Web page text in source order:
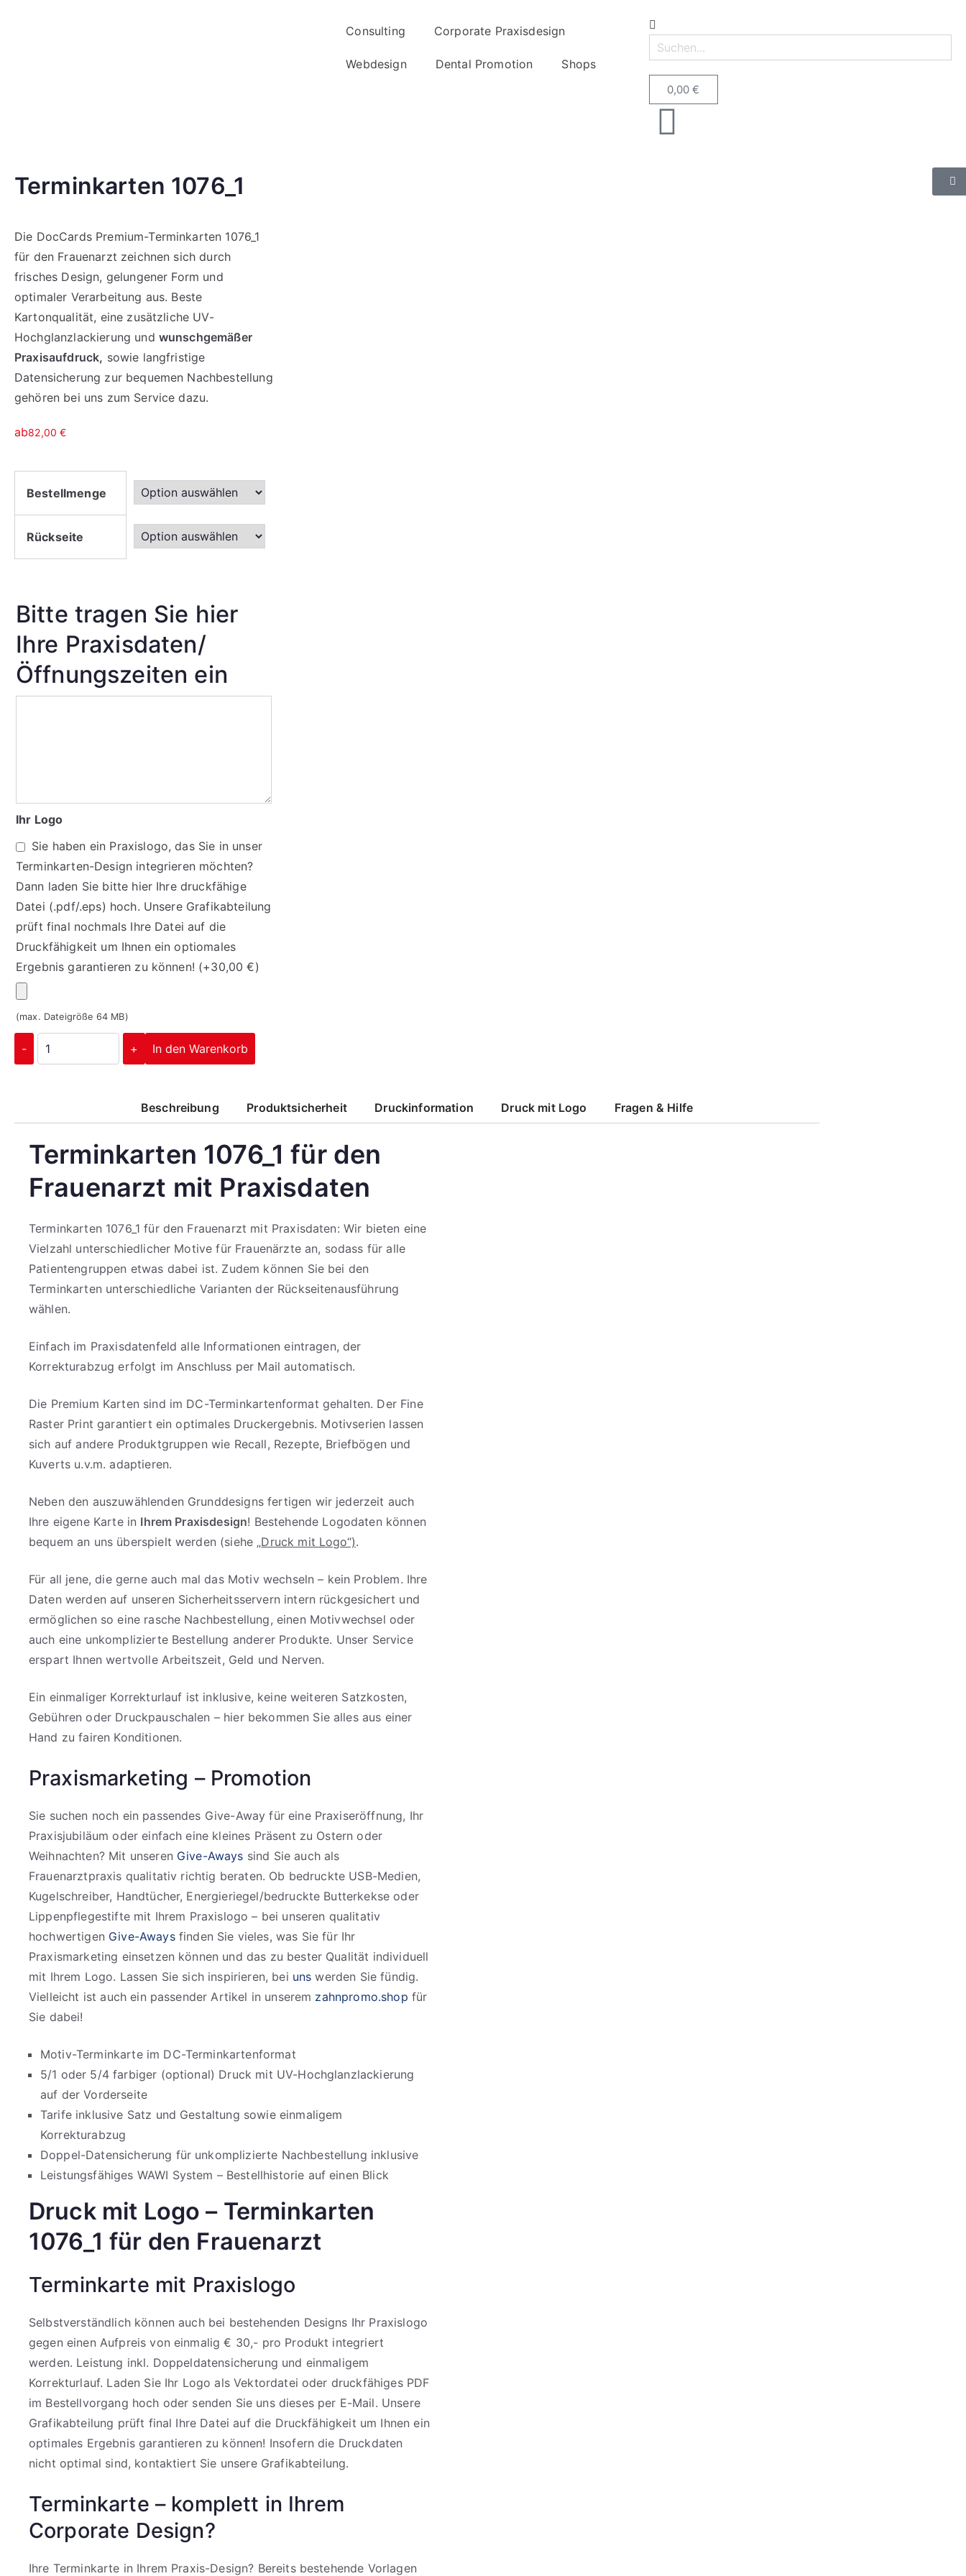
Consulting Corporate Praxisdesign
Webdesign Dental Promotion Shops
0,00€
Terminkarten 1076_1
Die DocCards Premium-Terminkarten 1076_1
für den Frauenarzt zeichnen sich durch
frisches Design, gelungener Form und
optimaler Verarbeitung aus. Beste
Kartonqualität, eine zusätzliche UV-
Hochglanzlackierung und wunschgemäßer
Praxisaufdruck, sowie langfristige
Datensicherung zur bequemen Nachbestellung
gehören bei uns zum Service dazu.
ab82,00€
Bestellmenge
Rückseite
Bitte tragen Sie hier
Ihre Praxisdaten/
Öffnungszeiten ein
Ihr Logo
Sie haben ein Praxislogo, das Sie in unser
Terminkarten-Design integrieren möchten?
Dann laden Sie bitte hier Ihre druckfähige
Datei (.pdf/.eps) hoch. Unsere Grafikabteilung
prüft final nochmals Ihre Datei auf die
Druckfähigkeit um Ihnen ein optiomales
Ergebnis garantieren zu können! (+30,00€)
(max. Dateigröße 64 MB)
- + In den Warenkorb
Beschreibung Produktsicherheit Druckinformation Druck mit Logo Fragen & Hilfe
Terminkarten 1076_1 für den
Frauenarzt mit Praxisdaten
Terminkarten 1076_1 für den Frauenarzt mit Praxisdaten: Wir bieten eine
Vielzahl unterschiedlicher Motive für Frauenärzte an, sodass für alle
Patientengruppen etwas dabei ist. Zudem können Sie bei den
Terminkarten unterschiedliche Varianten der Rückseitenausführung
wählen.
Einfach im Praxisdatenfeld alle Informationen eintragen, der
Korrekturabzug erfolgt im Anschluss per Mail automatisch.
Die Premium Karten sind im DC-Terminkartenformat gehalten. Der Fine
Raster Print garantiert ein optimales Druckergebnis. Motivserien lassen
sich auf andere Produktgruppen wie Recall, Rezepte, Briefbögen und
Kuverts u.v.m. adaptieren.
Neben den auszuwählenden Grunddesigns fertigen wir jederzeit auch
Ihre eigene Karte in Ihrem Praxisdesign! Bestehende Logodaten können
bequem an uns überspielt werden (siehe „Druck mit Logo“).
Für all jene, die gerne auch mal das Motiv wechseln – kein Problem. Ihre
Daten werden auf unseren Sicherheitsservern intern rückgesichert und
ermöglichen so eine rasche Nachbestellung, einen Motivwechsel oder
auch eine unkomplizierte Bestellung anderer Produkte. Unser Service
erspart Ihnen wertvolle Arbeitszeit, Geld und Nerven.
Ein einmaliger Korrekturlauf ist inklusive, keine weiteren Satzkosten,
Gebühren oder Druckpauschalen – hier bekommen Sie alles aus einer
Hand zu fairen Konditionen.
Praxismarketing – Promotion
Sie suchen noch ein passendes Give-Away für eine Praxiseröffnung, Ihr
Praxisjubiläum oder einfach eine kleines Präsent zu Ostern oder
Weihnachten? Mit unseren Give-Aways sind Sie auch als
Frauenarztpraxis qualitativ richtig beraten. Ob bedruckte USB-Medien,
Kugelschreiber, Handtücher, Energieriegel/bedruckte Butterkekse oder
Lippenpflegestifte mit Ihrem Praxislogo – bei unseren qualitativ
hochwertigen Give-Awaysfinden Sie vieles, was Sie für Ihr
Praxismarketing einsetzen können und das zu bester Qualität individuell
mit Ihrem Logo. Lassen Sie sich inspirieren, bei uns werden Sie fündig.
Vielleicht ist auch ein passender Artikel in unserem zahnpromo.shop für
Sie dabei!
Motiv-Terminkarte im DC-Terminkartenformat
5/1 oder 5/4 farbiger (optional) Druck mit UV-Hochglanzlackierung
auf der Vorderseite
Tarife inklusive Satz und Gestaltung sowie einmaligem
Korrekturabzug
Doppel-Datensicherung für unkomplizierte Nachbestellung inklusive
Leistungsfähiges WAWI System – Bestellhistorie auf einen Blick
Druck mit Logo – Terminkarten
1076_1 für den Frauenarzt
Terminkarte mit Praxislogo
Selbstverständlich können auch bei bestehenden Designs Ihr Praxislogo
gegen einen Aufpreis von einmalig € 30,- pro Produkt integriert
werden. Leistung inkl. Doppeldatensicherung und einmaligem
Korrekturlauf. Laden Sie Ihr Logo als Vektordatei oder druckfähiges PDF
im Bestellvorgang hoch oder senden Sie uns dieses per E-Mail. Unsere
Grafikabteilung prüft final Ihre Datei auf die Druckfähigkeit um Ihnen ein
optimales Ergebnis garantieren zu können! Insofern die Druckdaten
nicht optimal sind, kontaktiert Sie unsere Grafikabteilung.
Terminkarte – komplett in Ihrem
Corporate Design?
Ihre Terminkarte in Ihrem Praxis-Design? Bereits bestehende Vorlagen